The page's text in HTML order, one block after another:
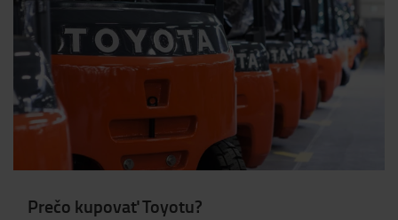
Prečo kupovať Toyotu?